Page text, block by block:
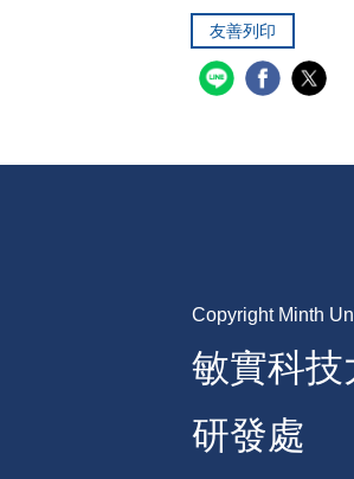
友善列印
Copyright Minth
敏實科技
研發處